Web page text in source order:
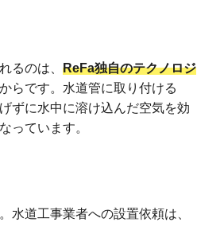
るのは、 ReFa独自のテクノロジ
らです。水道管に取り付ける
ずに水中に溶け込んだ空気を効
っています。
水道工事業者への設置依頼は、